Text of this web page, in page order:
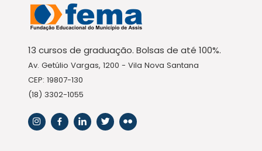
13 cursos de graduação. Bolsas de até 100%.
Av. Getúlio Vargas, 1200 - Vila Nova Santana
CEP: 19807-130
(18) 3302-1055